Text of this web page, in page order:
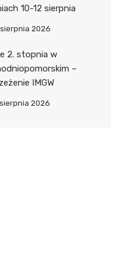
10-12 sierpnia
2026
2. stopnia w
–
IMGW
2026